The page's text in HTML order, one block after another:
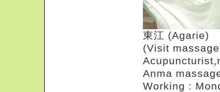
東江 (Agarie)
(Visit
Anma
Working :